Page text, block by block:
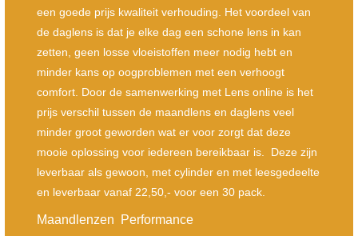
een goede prijs kwaliteit verhouding. Het voordeel van
de daglens is dat je elke dag een schone lens in kan
zetten, geen losse vloeistoffen meer nodig hebt en
minder kans op oogproblemen met een verhoogt
comfort. Door de samenwerking met Lens online is het
prijs verschil tussen de maandlens en daglens veel
minder groot geworden wat er voor zorgt dat deze
mooie oplossing voor iedereen bereikbaar is. Deze zijn
leverbaar als gewoon, met cylinder en met leesgedeelte
en leverbaar vanaf 22,50,- voor een 30 pack.
Maandlenzen Performance